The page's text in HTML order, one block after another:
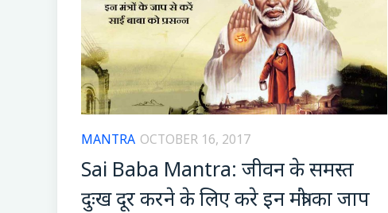
MANTRA OCTOBER 16, 2017
Sai Baba Mantra: जीवन के समस्त
दुःख दूर करने के लिए करे इन मंत्रो का जाप